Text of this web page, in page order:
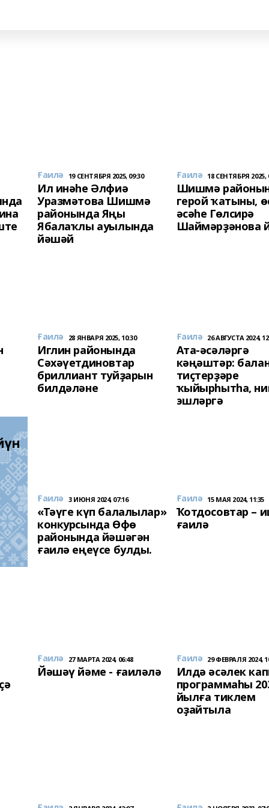
Ғаилә 19 СЕНТЯБРЯ 2025, 09:30
Ил инәһе Әлфиә
Уразмәтова Шишмә
районында Яңы
Ябалаҡлы ауылында
йәшәй
Ғаилә 18 СЕНТЯБРЯ 2025,
Шишмә
герой ҡатыны,
әсәһе Гөлсирә
Шаймәрҙәнова
Ғаилә 28 ЯНВАРЯ 2025, 10:30
Иглин районында
Сәхәүетдиновтар
бриллиант туйҙарын
билдәләне
Ғаилә 26 АВГУСТА 2024,
Ата-әсәләргә
кәңәштәр:
тиҫтерҙәре
ҡыйырһытһа,
эшләргә
Ғаилә 3 ИЮНЯ 2024, 07:16
«Тәүге күп балалылар»
конкурсында Өфө
районында йәшәгән
ғаилә еңеүсе булды.
Ғаилә 15 МАЯ 2024, 11:35
Ҡотдосовтар –
ғаилә
Ғаилә 27 МАРТА 2024, 06:48
Йәшәү йәме - ғаиләлә
Ғаилә 29 ФЕВРАЛЯ 2024,
Илдә әсәлек
программаһы
йылға тиклем
оҙайтыла